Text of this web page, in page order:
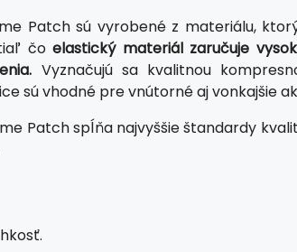
Patch sú vyrobené z materiálu,
čoelastický materiál zaručuje
Vyznačujú sa kvalitnou
sú vhodné pre vnútorné aj vonkajšie
Patch spĺňa najvyššie štandardy